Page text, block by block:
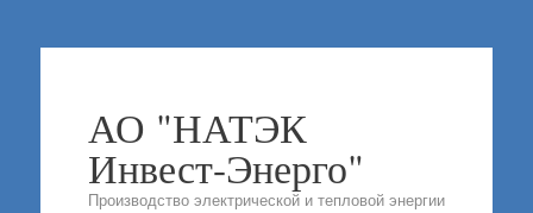
АО "НАТЭК
Инвест-Энерго"
Производство электрической и тепловой энергии